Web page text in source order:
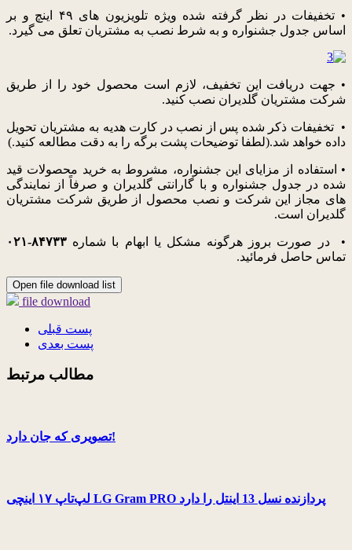
• تخفیفات در نظر گرفته شده ویژه تلویزیون های ۴۹ اینچ و بر
اساس جدول جشنواره و به شرط نصب به مشتریان تعلق می گیرد.
• جهت دریافت این تخفیف، لازم است محصول خود را از طریق
شرکت مشتریان گلدیران نصب کنید.
• تخفیفات ذکر شده پس از نصب در کارت هدیه به مشتریان تحویل
داده خواهد شد.(لطفا توضیحات پشت برگه را به دقت مطالعه کنید.)
• استفاده از مزایای این جشنواره، مشروط به خرید محصولات قید
شده در جدول جشنواره و با گارانتی گلدیران و صرفاً از نمایندگی
های مجاز این شرکت و نصب محصول از طریق شرکت مشتریان
گلدیران است.
• در صورت بروز هرگونه مشکل یا ابهام با شماره ۸۴۷۳۳-۰۲۱
تماس حاصل فرمائید.
Open file download list
file download
پست قبلی
پست بعدی
مطالب مرتبط
تصویری که جان دارد!
لپ‌تاپ ۱۷ اینچی LG Gram PRO پردازنده نسل 13 اینتل را دارد